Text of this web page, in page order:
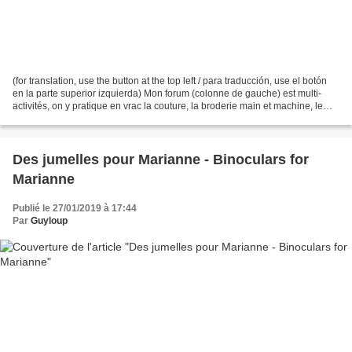
(for translation, use the button at the top left / para traducción, use el botón
en la parte superior izquierda) Mon forum (colonne de gauche) est multi-
activités, on y pratique en vrac la couture, la broderie main et machine, le
Des jumelles pour Marianne - Binoculars for
Marianne
Publié le 27/01/2019 à 17:44
Par Guyloup